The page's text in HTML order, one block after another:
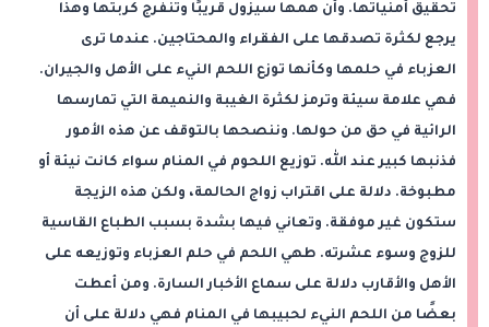
تحقيق أمنياتها. وأن همها سيزول قريبًا وتنفرج كربتها وهذا
يرجع لكثرة تصدقها على الفقراء والمحتاجين. عندما ترى
العزباء في حلمها وكأنها توزع اللحم النيء على الأهل والجيران.
فهي علامة سيئة وترمز لكثرة الغيبة والنميمة التي تمارسها
الرائية في حق من حولها. وننصحها بالتوقف عن هذه الأمور
فذنبها كبير عند الله. توزيع اللحوم في المنام سواء كانت نيئة أو
مطبوخة. دلالة على اقتراب زواج الحالمة، ولكن هذه الزيجة
ستكون غير موفقة. وتعاني فيها بشدة بسبب الطباع القاسية
للزوج وسوء عشرته. طهي اللحم في حلم العزباء وتوزيعه على
الأهل والأقارب دلالة على سماع الأخبار السارة. ومن أعطت
بعضًا من اللحم النيء لحبيبها في المنام فهي دلالة على أن